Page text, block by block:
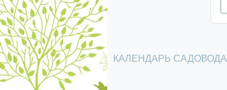
КАЛЕНДАРЬ САДОВОДА